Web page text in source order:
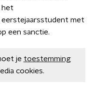
het
met
een sanctie.
je toestemming
cookies.